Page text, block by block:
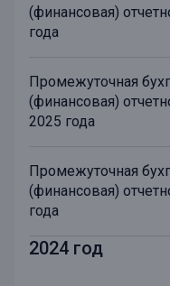
(финансовая)
года
Промежуточная
(финансовая)
2025 года
Промежуточная
(финансовая)
года
2024 год